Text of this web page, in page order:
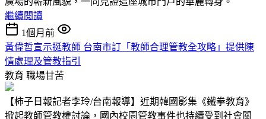
繼續閱讀
1個月前
黃偉哲宣示挺教師 台南市訂「教師合理管教全攻略」提供陳
情處理及管教指引
教育 職場甘苦
【柿子日報記者李玲/台南報導】近期韓國影集《鐵拳教育》
掀起教師管教權討論，國內校園管教事件也持續受到社會關